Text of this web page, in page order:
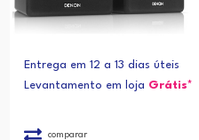
Entrega em 12 a 13 dias úteis
Levantamento em loja Grátis*
comparar